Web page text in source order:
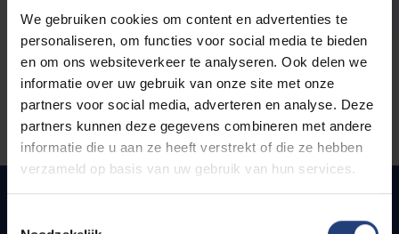
We gebruiken cookies om content en advertenties te
personaliseren, om functies voor social media te bieden
en om ons websiteverkeer te analyseren. Ook delen we
informatie over uw gebruik van onze site met onze
partners voor social media, adverteren en analyse. Deze
partners kunnen deze gegevens combineren met andere
informatie die u aan ze heeft verstrekt of die ze hebben
verzameld op basis van uw gebruik van hun services.